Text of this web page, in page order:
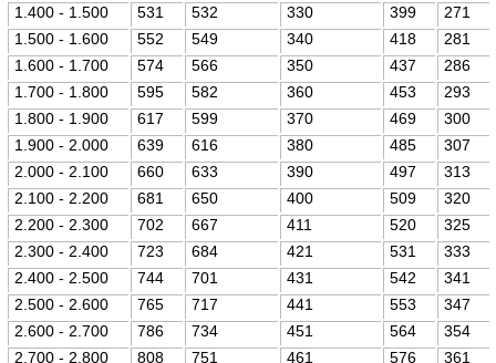
1.400 - 1.500
531 532 330 399
271
1.500 - 1.600
552 549 340 418
281
1.600 - 1.700
574 566 350 437
286
1.700 - 1.800
595 582 360 453
293
1.800 - 1.900
617 599 370 469
300
1.900 - 2.000
639 616 380 485
307
2.000 - 2.100
660 633 390 497
313
2.100 - 2.200
681 650 400 509
320
2.200 - 2.300
702 667 411 520
325
2.300 - 2.400
723 684 421 531
333
2.400 - 2.500
744 701 431 542
341
2.500 - 2.600
765 717 441 553
347
2.600 - 2.700
786 734 451 564
354
2.700 - 2.800
808 751 461 576 361